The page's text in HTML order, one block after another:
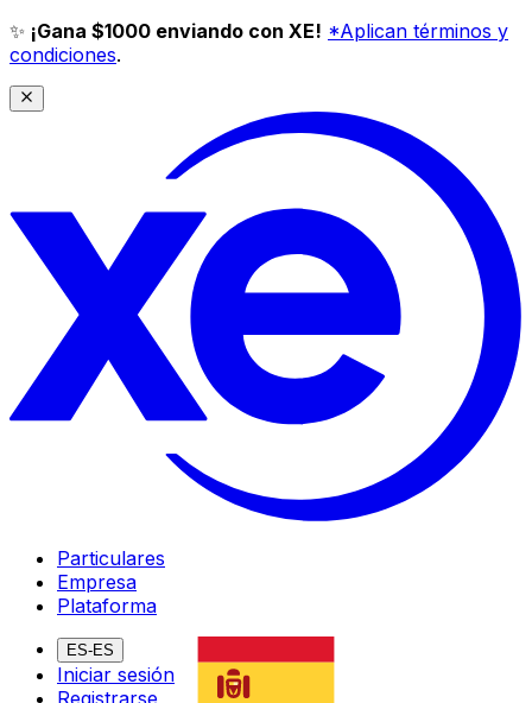
✨ ¡Gana $1000 enviando con XE! *Aplican términos y
condiciones.
Particulares
Empresa
Plataforma
ES-ES
Iniciar sesión